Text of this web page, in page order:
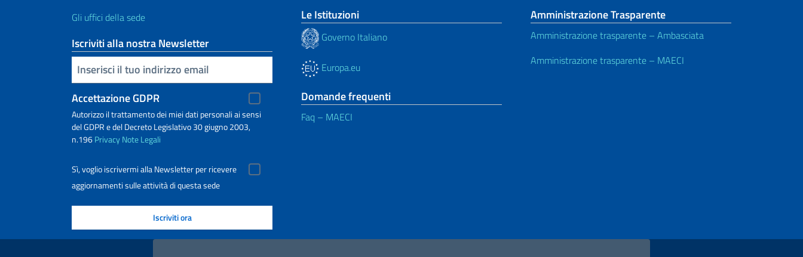
Gli uffici della sede
Iscriviti alla nostra Newsletter
Inserisci la tua email
Accettazione GDPR
Autorizzo il trattamento dei miei dati personali ai sensi
del GDPR e del Decreto Legislativo 30 giugno 2003,
n.196PrivacyNote Legali
Sì, voglio iscrivermi alla Newsletter per ricevere
aggiornamenti sulle attività di questa sede
Le Istituzioni
Governo Italiano
Europa.eu
Domande frequenti
Faq – MAECI
Amministrazione Trasparente
Amministrazione trasparente – Ambasciata
Amministrazione trasparente – MAECI